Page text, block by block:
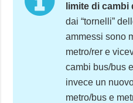
limite di cambi
dai “tornelli”
ammessi sono
metro/rer e
cambi bus/bus
invece un
metro/bus e